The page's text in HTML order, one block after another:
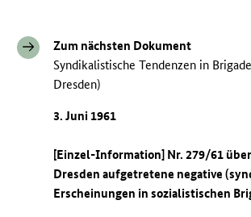
Zum nächsten Dokument
Syndikalistische Tendenzen in
Dresden)
3. Juni 1961
[Einzel-Information] Nr. 279/61
Dresden aufgetretene negative
Erscheinungen in sozialistischen